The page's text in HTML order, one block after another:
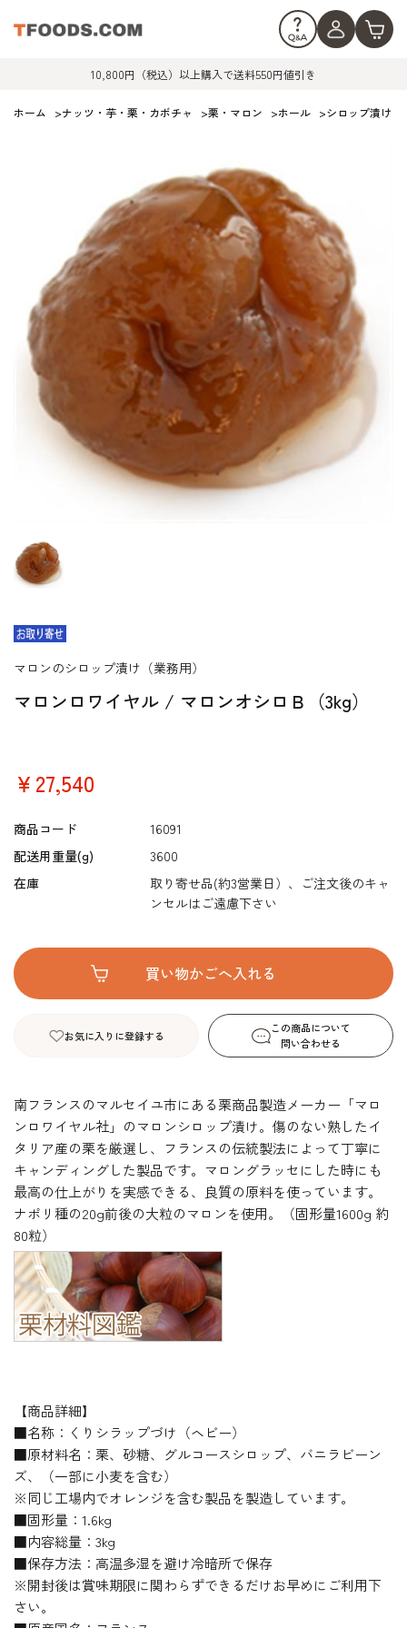
10,800円（税込）以上購入で送料550円値引き
ホーム >ナッツ・芋・栗・カボチャ >栗・マロン >ホール >シロップ漬け
マロンロワイヤル / マロンオシロＢ（3kg）
マロンのシロップ漬け（業務用）
￥27,540
商品コード
16091
配送用重量(g)
3600
在庫
取り寄せ品(約3営業日）、ご注文後のキャ
ンセルはご遠慮下さい
お気に入りに登録する
この商品について
問い合わせる
南フランスのマルセイユ市にある栗商品製造メーカー「マロ
ンロワイヤル社」のマロンシロップ漬け。傷のない熟したイ
タリア産の栗を厳選し、フランスの伝統製法によって丁寧に
キャンディングした製品です。マロングラッセにした時にも
最高の仕上がりを実感できる、良質の原料を使っています。
ナポリ種の20g前後の大粒のマロンを使用。（固形量1600g 約
80粒）
【商品詳細】
■名称：くりシラップづけ（ヘビー）
■原材料名：栗、砂糖、グルコースシロップ、バニラビーン
ズ、（一部に小麦を含む）
※同じ工場内でオレンジを含む製品を製造しています。
■固形量：1.6kg
■内容総量：3kg
■保存方法：高温多湿を避け冷暗所で保存
※開封後は賞味期限に関わらずできるだけお早めにご利用下
さい。